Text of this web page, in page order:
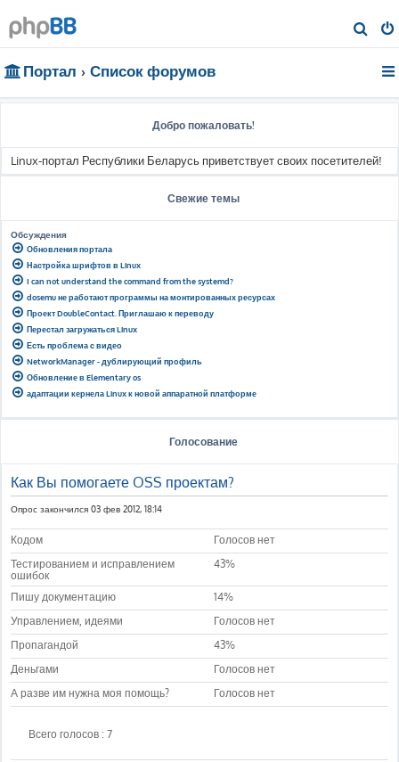
о
Портал Список форумов
Добро пожаловать!
Linux-портал Республики Беларусь приветствует своих посетителей!
Свежие темы
Обсуждения
Обновления портала
Настройка шрифтов в Linux
I can not understand the command from the systemd?
dosemu не работают программы на монтированных ресурсах
Проект DoubleContact. Приглашаю к переводу
Перестал загружаться Linux
Есть проблема с видео
NetworkManager - дублирующий профиль
Обновление в Elementary os
адаптации кернела Linux к новой аппаратной платформе
Голосование
Как Вы помогаете OSS проектам?
Опрос закончился 03 фев 2012, 18:14
Кодом
Голосов нет
Тестированием и исправлением
ошибок
43%
Пишу документацию
14%
Управлением, идеями
Голосов нет
Пропагандой
43%
Деньгами
Голосов нет
А разве им нужна моя помощь?
Голосов нет
Всего голосов : 7